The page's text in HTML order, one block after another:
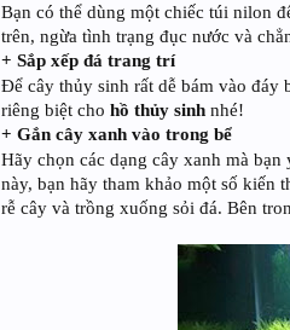
Bạn có thể dùng một chiếc túi nilon
trên, ngừa tình trạng đục nước và
+ Sắp xếp đá trang trí
Để cây thủy sinh rất dễ bám vào đáy
riêng biệt cho hồ thủy sinh nhé!
+ Gắn cây xanh vào trong bể
Hãy chọn các dạng cây xanh mà
này, bạn hãy tham khảo một số kiến
rễ cây và trồng xuống sỏi đá. Bên